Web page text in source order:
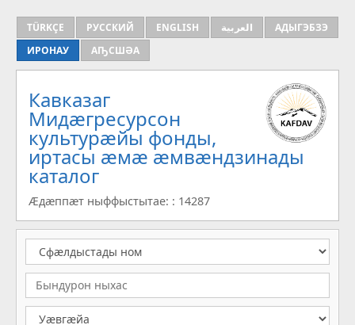
TÜRKÇE РУССКИЙ ENGLISH العربية
АДЫГЭБЗЭ
ИРОНАУ
АҦСШӘА
Кавказаг
Мидæгресурсон
культурæйы фонды,
иртасы æмæ æмвæндзинады
каталог
Æдæппæт ныффыстытае: : 14287